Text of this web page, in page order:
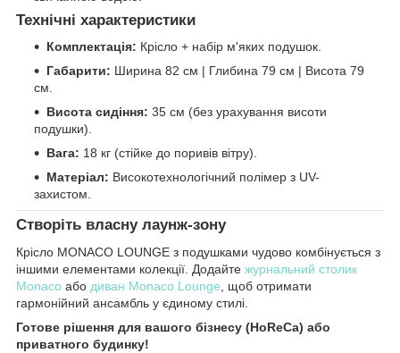
Технічні характеристики
Комплектація: Крісло + набір м'яких подушок.
Габарити: Ширина 82 см | Глибина 79 см | Висота 79
см.
Висота сидіння: 35 см (без урахування висоти
подушки).
Вага: 18 кг (стійке до поривів вітру).
Матеріал: Високотехнологічний полімер з UV-
захистом.
Створіть власну лаунж-зону
Крісло MONACO LOUNGE з подушками чудово комбінується з
іншими елементами колекції. Додайте журнальний столик
Monaco або диван Monaco Lounge , щоб отримати
гармонійний ансамбль у єдиному стилі.
Готове рішення для вашого бізнесу (HoReCa) або
приватного будинку!